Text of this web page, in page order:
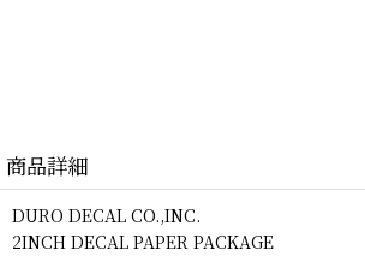
商品詳細
DURO DECAL CO.,INC.
2INCH DECAL PAPER PACKAGE